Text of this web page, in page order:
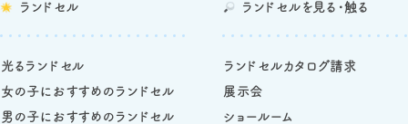
ランドセル
光るランドセル
女の子におすすめのランドセル
男の子におすすめのランドセル
ランドセルを 見る・触る
ランドセルカタログ請求
展示会
ショールーム